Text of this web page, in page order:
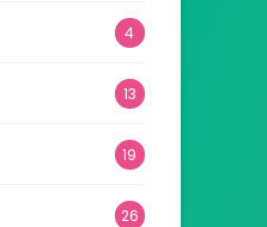
4
13
19
26